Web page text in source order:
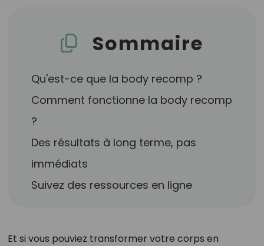
Sommaire
Qu'est-ce que la body recomp ?
Comment fonctionne la body recomp
?
Des résultats à long terme, pas
immédiats
Suivez des ressources en ligne
Et si vous pouviez transformer votre corps en